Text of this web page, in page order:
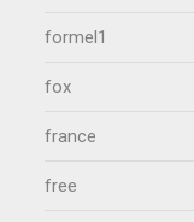
formel1
fox
france
free